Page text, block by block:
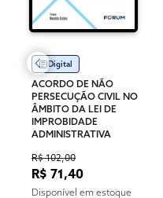
Digital
ACORDO DE NÃO
PERSECUÇÃO CIVIL NO
ÂMBITO DA LEI DE
IMPROBIDADE
ADMINISTRATIVA
R$ 102,00
R$ 71,40
Disponível em estoque